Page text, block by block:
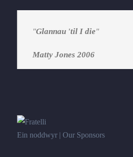
"Glannau 'til I die"
Matty Jones 2006
Ein noddwyr | Our Sponsors